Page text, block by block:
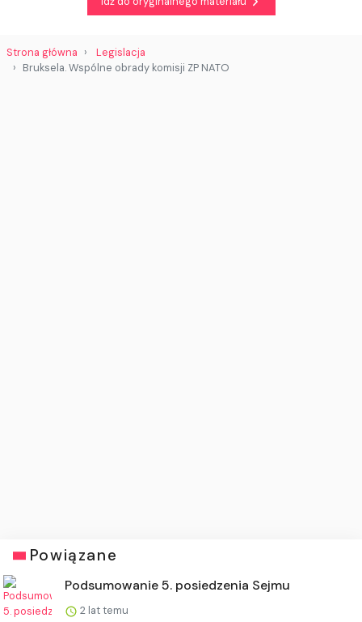
Strona główna
Legislacja
Bruksela. Wspólne obrady komisji ZP NATO
Powiązane
Podsumowanie 5. posiedzenia Sejmu
2 lat temu